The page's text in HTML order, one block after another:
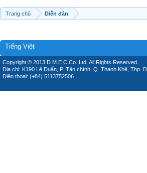
Trang chủ Diễn đàn
Tiếng Việt
Copyright © 2013 D.M.E.C Co.,Ltd, All Rights Reserved.
Địa chỉ: K190 Lê Duẩn, P. Tân chính, Q. Thanh Khê, Thp.
Điện thoại: (+84) 5113752506